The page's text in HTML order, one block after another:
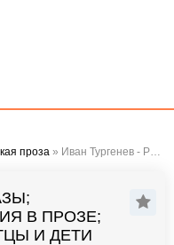
проза » Иван Тургенев - Рассказы; Повести; Стихотворения в прозе; Дворянское гнездо; Отцы и дети
В ПРОЗЕ;
И ДЕТИ